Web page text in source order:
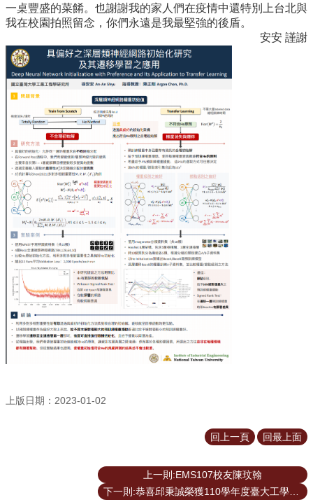
教
學
究
系
所
員
入
學
管
道
學
生
專
區
公
告
與
訊
息
友
會
一桌豐盛的菜餚。也謝謝我的家人們在疫情中還特別上台北與
我在校園拍照留念，你們永遠是我最堅強的後盾。
安安 謹謝
上版日期：2023-01-02
回上一頁 回最上面
上一則:EMS107校友陳玟翰